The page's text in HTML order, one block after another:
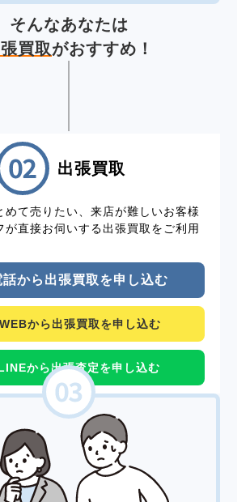
そんなあなたは
買取がおすすめ！
出張買取
めて売りたい、来店が難しいお客様
が直接お伺いする出張買取をご利用
話から出張買取を申し込む
WEBから出張買取を申し込む
から出張査定を申し込む